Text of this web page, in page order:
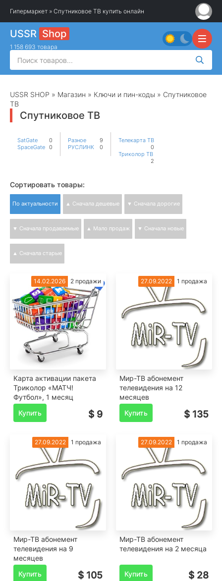
Гипермаркет » Спутниковое ТВ купить онлайн
USSR Shop
1 158 693 товара
USSR SHOP » Магазин » Ключи и пин-коды » Спутниковое
ТВ
Спутниковое ТВ
SatGate
0
SpaceGate
0
Разное
9
РУСЛИНК
0
Телекарта ТВ
0
Триколор ТВ
2
Сортировать товары:
По актуальности ▲ Сначала дешевые ▼ Сначала дорогие
▼ Сначала продаваемые ▲ Мало продаж ▼ Сначала новые
▲ Сначала старые
14.02.2026 2 продажи
Карта активации пакета
Триколор «МАТЧ!
Футбол», 1 месяц
Купить
$ 9
27.09.2022 1 продажа
Мир-ТВ абонемент
телевидения на 12
месяцев
Купить
$ 135
27.09.2022 1 продажа
Мир-ТВ абонемент
телевидения на 9
месяцев
Купить
$ 105
27.09.2022 1 продажа
Мир-ТВ абонемент
телевидения на 2 месяца
Купить $ 28